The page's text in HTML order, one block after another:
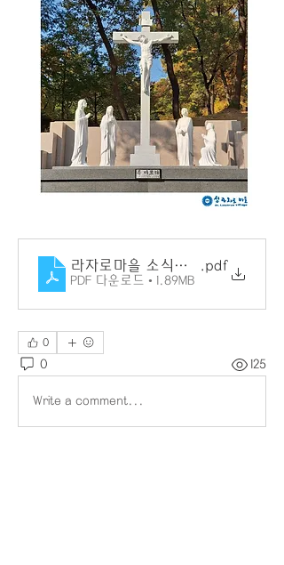
라자로마을 소식지 145호
.pdf
PDF 다운로드 • 1.89MB
0
0 125
Write a comment...